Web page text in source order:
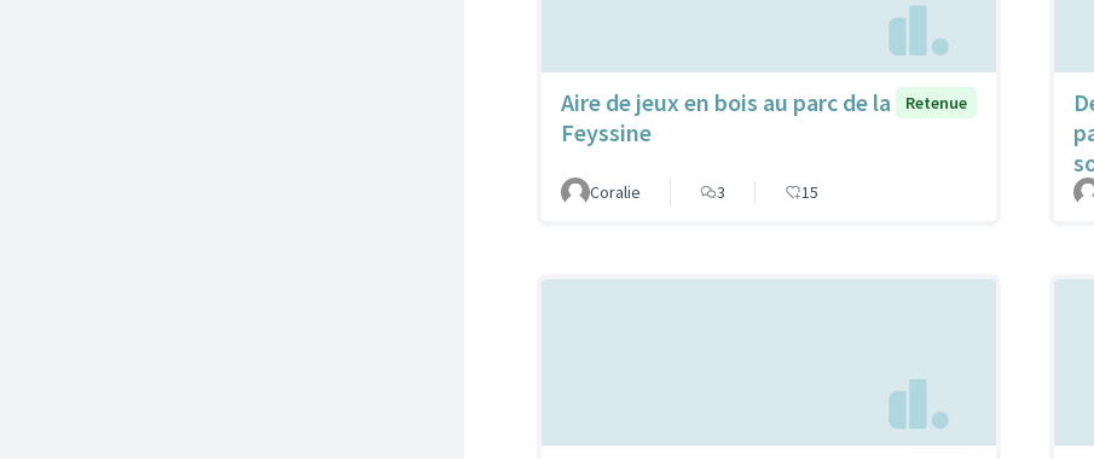
Aire de jeux en bois au parc de la
Feyssine
Retenue
Coralie 3 15